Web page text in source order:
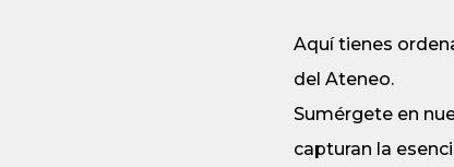
Aquí tienes
del Ateneo.
Sumérgete en
capturan la